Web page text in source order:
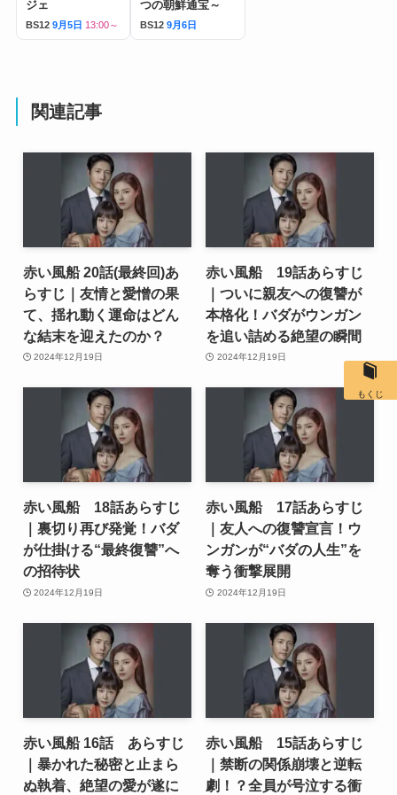
ジェ
BS12 9月5日 13:00～
つの朝鮮通宝～
BS12 9月6日
関連記事
赤い風船 20話(最終回)あ
らすじ｜友情と愛憎の果
て、揺れ動く運命はどん
な結末を迎えたのか？
2024年12月19日
赤い風船 19話あらすじ
｜ついに親友への復讐が
本格化！バダがウンガン
を追い詰める絶望の瞬間
2024年12月19日
赤い風船 18話あらすじ
｜裏切り再び発覚！バダ
が仕掛ける“最終復讐”へ
の招待状
2024年12月19日
赤い風船 17話あらすじ
｜友人への復讐宣言！ウ
ンガンが“バダの人生”を
奪う衝撃展開
2024年12月19日
赤い風船 16話 あらすじ
｜暴かれた秘密と止まら
ぬ執着、絶望の愛が遂に
赤い風船 15話あらすじ
｜禁断の関係崩壊と逆転
劇！？全員が号泣する衝
もくじ